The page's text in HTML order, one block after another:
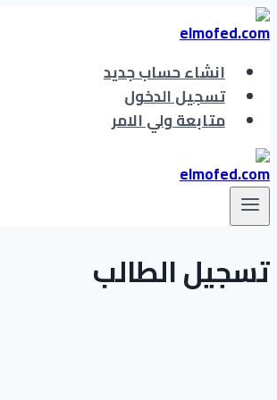
التجاوز
إلى
المحتوىانشاء حساب جديد
تسجيل الدخول
متابعة ولي الامر
تسجيل الطالب